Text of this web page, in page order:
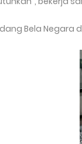
Bela Negara